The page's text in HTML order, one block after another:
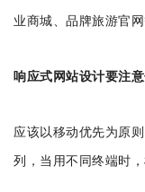
业商城、品牌旅游官网
响应式网站设计要注意
应该以移动优先为原
列，当用不同终端时